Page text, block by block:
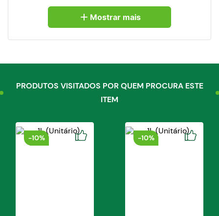
deixar na geladeira aquele sabor que mais gosta.
Bateu à vontade, é só agitar, abrir e tomar.
Torne mais prática sua rotina e tenha o Néctar
Características do Néctar Purity sabor Laranja
a embalagem de 1 litro torna este
suco ideal para compartilhar com a família,
qualidade Cocamar aliado a um ótimo custo-
benefício, e Néctar Purity sabor Laranja e
tangerina não é diferente;
Mostrar mais
PRODUTOS VISITADOS POR QUEM PROCURA ESTE
ITEM
-10% -10%